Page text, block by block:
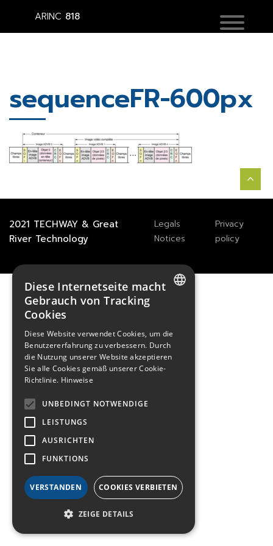
ARINC 818
sequenceFR-600px
2021 TECHWAY & Great
River Technology
Legals
Notices
Privacy
policy
ENGLISH
GERMAN
Diese Internetseite macht
Gebrauch von Tracking
Cookies
Diese Website verwendet Cookies, um die
Benutzererfahrung zu verbessern. Durch
die Nutzung unserer Website akzeptieren
Sie alle Cookies gemäß unserer Cookie-
Richtlinie. Hinweise
UNBEDINGT NOTWENDIGE
LEISTUNGS
AUSRICHTEN
FUNKTIONS
VERSTANDEN COOKIES VERBIETEN
ZEIGE DETAILS